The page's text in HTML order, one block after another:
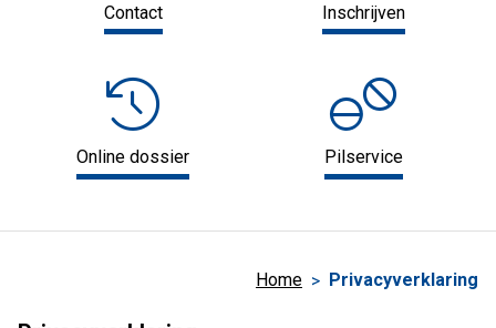
Contact Inschrijven
Online dossier Pilservice
Home Privacyverklaring